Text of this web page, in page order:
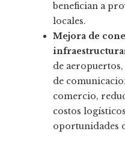
benefician a
locales.
Mejora de
de
de
comercio,
costos
oportunidades